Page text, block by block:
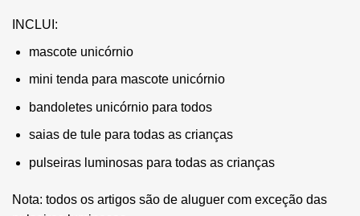
INCLUI:
mascote unicórnio
mini tenda para mascote unicórnio
bandoletes unicórnio para todos
saias de tule para todas as crianças
pulseiras luminosas para todas as crianças
Nota: todos os artigos são de aluguer com exceção das